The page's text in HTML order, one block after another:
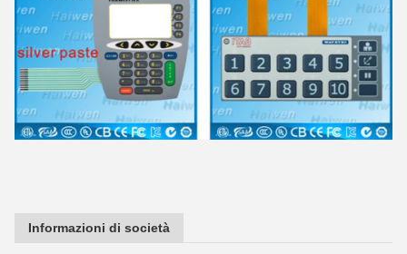
Informazioni di società